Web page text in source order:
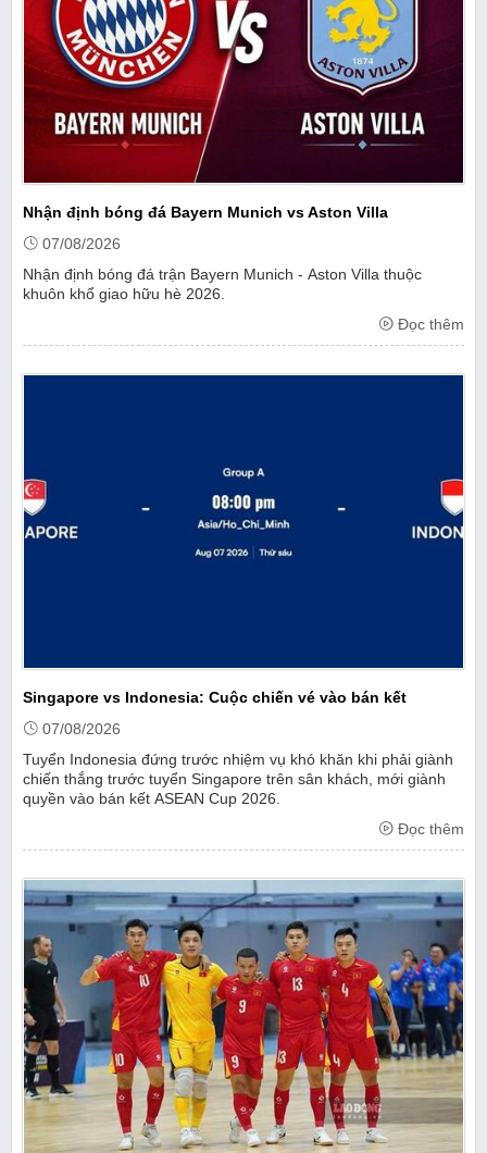
Nhận định bóng đá Bayern Munich vs Aston Villa
07/08/2026
Nhận định bóng đá trận Bayern Munich - Aston Villa thuộc
khuôn khổ giao hữu hè 2026.
Đọc thêm
Singapore vs Indonesia: Cuộc chiến vé vào bán kết
07/08/2026
Tuyển Indonesia đứng trước nhiệm vụ khó khăn khi phải giành
chiến thắng trước tuyển Singapore trên sân khách, mới giành
quyền vào bán kết ASEAN Cup 2026.
Đọc thêm